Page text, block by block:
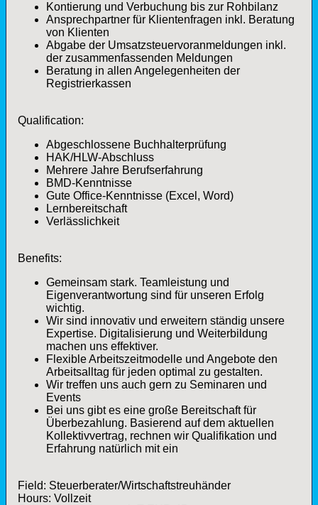
Kontierung und Verbuchung bis zur Rohbilanz
Ansprechpartner für Klientenfragen inkl. Beratung
von Klienten
Abgabe der Umsatzsteuervoranmeldungen inkl.
der zusammenfassenden Meldungen
Beratung in allen Angelegenheiten der
Registrierkassen
Qualification:
Abgeschlossene Buchhalterprüfung
HAK/HLW-Abschluss
Mehrere Jahre Berufserfahrung
BMD-Kenntnisse
Gute Office-Kenntnisse (Excel, Word)
Lernbereitschaft
Verlässlichkeit
Benefits:
Gemeinsam stark. Teamleistung und
Eigenverantwortung sind für unseren Erfolg
wichtig.
Wir sind innovativ und erweitern ständig unsere
Expertise. Digitalisierung und Weiterbildung
machen uns effektiver.
Flexible Arbeitszeitmodelle und Angebote den
Arbeitsalltag für jeden optimal zu gestalten.
Wir treffen uns auch gern zu Seminaren und
Events
Bei uns gibt es eine große Bereitschaft für
Überbezahlung. Basierend auf dem aktuellen
Kollektivvertrag, rechnen wir Qualifikation und
Erfahrung natürlich mit ein
Field: Steuerberater/Wirtschaftstreuhänder
Hours: Vollzeit